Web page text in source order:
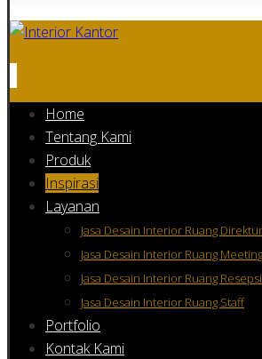
Home
Tentang Kami
Produk
Inspirasi
Layanan
Jasa Desain Interior Ruang Direktur
Jasa Desain Interior Ruang Meeting
Jasa Desain Interior Ruang
Jasa Desain Interior Ruang Staff
Portfolio
Kontak Kami